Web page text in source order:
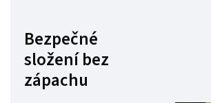
Bezpečné
složení bez
zápachu